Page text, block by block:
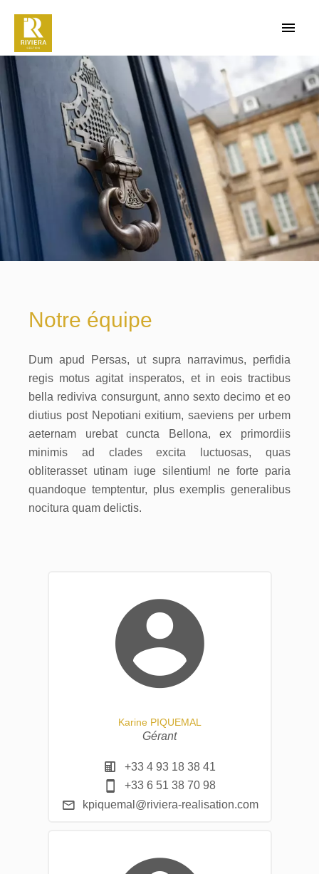
Notre équipe
Dum apud Persas, ut supra narravimus, perfidia
regis motus agitat insperatos, et in eois tractibus
bella rediviva consurgunt, anno sexto decimo et eo
diutius post Nepotiani exitium, saeviens per urbem
aeternam urebat cuncta Bellona, ex primordiis
minimis ad clades excita luctuosas, quas
obliterasset utinam iuge silentium! ne forte paria
quandoque temptentur, plus exemplis generalibus
nocitura quam delictis.
Karine PIQUEMAL
Gérant
+33 4 93 18 38 41
+33 6 51 38 70 98
kpiquemal@riviera-realisation.com